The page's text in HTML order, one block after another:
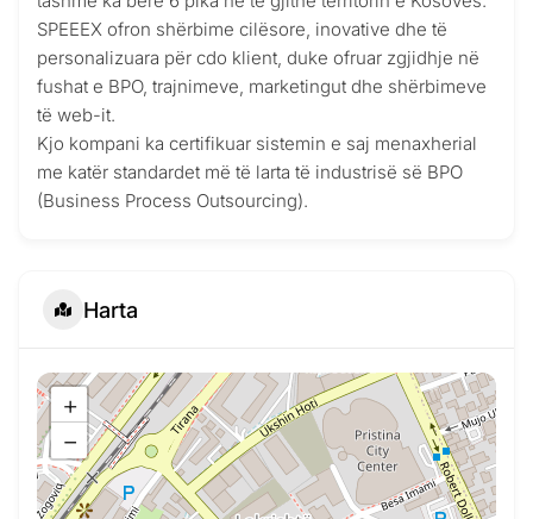
SPEEEX ofron shërbime cilësore, inovative dhe të
personalizuara për cdo klient, duke ofruar zgjidhje në
fushat e BPO, trajnimeve, marketingut dhe shërbimeve
të web-it.
Kjo kompani ka certifikuar sistemin e saj menaxherial
me katër standardet më të larta të industrisë së BPO
(Business Process Outsourcing).
Harta
+
−